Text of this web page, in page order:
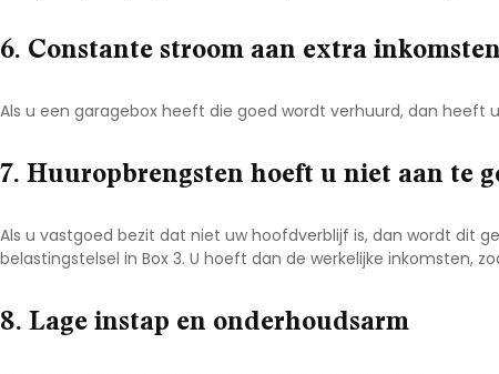
6. Constante stroom aan extra inkomsten
Als u een garagebox heeft die goed wordt verhuurd, dan heeft
7. Huuropbrengsten hoeft u niet aan te
Als u vastgoed bezit dat niet uw hoofdverblijf is, dan wordt dit
belastingstelsel in Box 3. U hoeft dan de werkelijke inkomsten,
8. Lage instap en onderhoudsarm